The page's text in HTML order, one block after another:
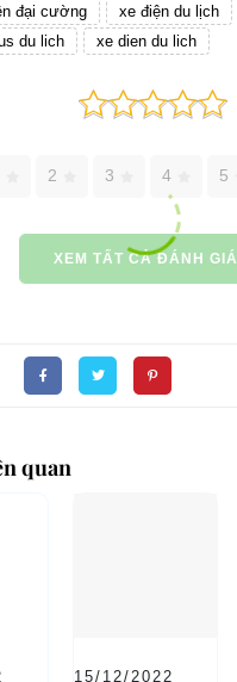
đại cường xe điện du lịch
du lich xe dien du lich
2 3 4 5
XEM TẤT CẢ ĐÁNH GIÁ
quan
15/12/2022